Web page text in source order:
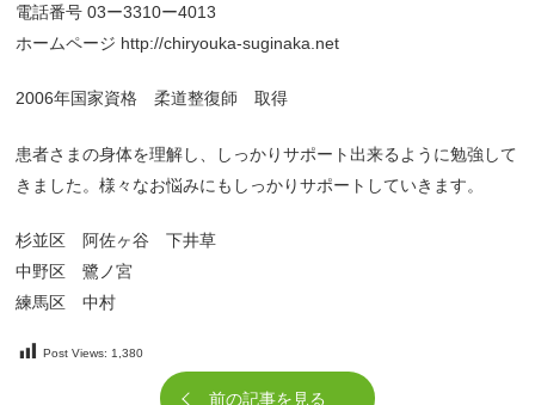
電話番号 03ー3310ー4013
ホームページ http://chiryouka-suginaka.net
2006年国家資格 柔道整復師 取得
患者さまの身体を理解し、しっかりサポート出来るように勉強して
きました。様々なお悩みにもしっかりサポートしていきます。
杉並区 阿佐ヶ谷 下井草
中野区 鷺ノ宮
練馬区 中村
Post Views: 1,380
前の記事を見る